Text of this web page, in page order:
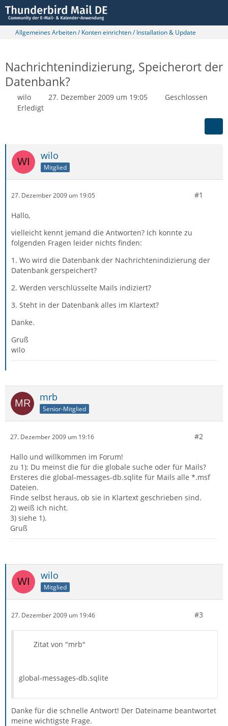
Allgemeines Arbeiten / Konten einrichten / Installation & Update
Nachrichtenindizierung, Speicherort der
Datenbank?
wilo 27. Dezember 2009 um 19:05
Geschlossen
Erledigt
wilo
Mitglied
27. Dezember 2009 um 19:05 #1
Hallo,
vielleicht kennt jemand die Antworten? Ich konnte zu
folgenden Fragen leider nichts finden:
1. Wo wird die Datenbank der Nachrichtenindizierung der
Datenbank gerspeichert?
2. Werden verschlüsselte Mails indiziert?
3. Steht in der Datenbank alles im Klartext?
Danke.
Gruß
wilo
mrb
Senior-Mitglied
27. Dezember 2009 um 19:16 #2
Hallo und willkommen im Forum!
zu 1): Du meinst die für die globale suche oder für Mails?
Ersteres die global-messages-db.sqlite für Mails alle *.msf
Dateien.
Finde selbst heraus, ob sie in Klartext geschrieben sind.
2) weiß ich nicht.
3) siehe 1).
Gruß
wilo
Mitglied
27. Dezember 2009 um 19:46 #3
Zitat von "mrb"
global-messages-db.sqlite
Danke für die schnelle Antwort! Der Dateiname beantwortet
meine wichtigste Frage.